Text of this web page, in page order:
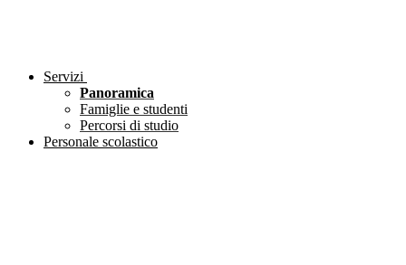
Servizi
Panoramica
Famiglie e studenti
Percorsi di studio
Personale scolastico